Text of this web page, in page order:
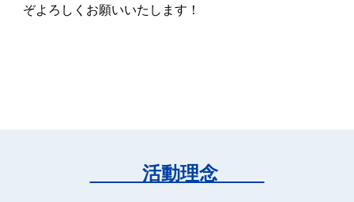
ぞよろしくお願いいたします！
活動理念